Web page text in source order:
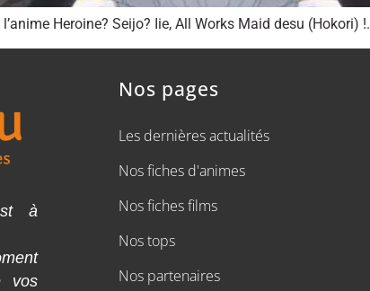
Heroine? Seijo? Iie, All Works Maid desu (Hokori) !.
à
vos
Nos pages
Les dernières actualités
Nos fiches d'animes
Nos fiches films
Nos tops
Nos partenaires